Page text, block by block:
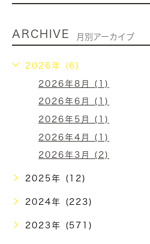
ARCHIVE 月別アーカイブ
2026年 (6)
2026年8月 (1)
2026年6月 (1)
2026年5月 (1)
2026年4月 (1)
2026年3月 (2)
2025年 (12)
2024年 (223)
2023年 (571)